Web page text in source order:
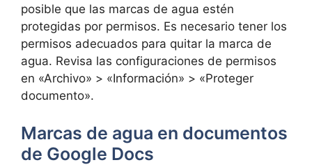
posible que las marcas de agua estén
protegidas por permisos. Es necesario tener los
permisos adecuados para quitar la marca de
agua. Revisa las configuraciones de permisos
en «Archivo» > «Información» > «Proteger
documento».
Marcas de agua en documentos
de Google Docs